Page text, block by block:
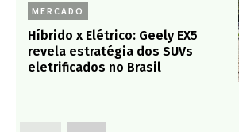
MERCADO
Híbrido x Elétrico: Geely EX5
revela estratégia dos SUVs
eletrificados no Brasil